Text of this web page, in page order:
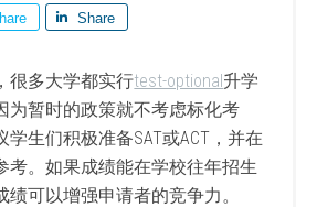
Share
很多大学都实行test-optional升学
为暂时的政策就不考虑标化考
生们积极准备SAT或ACT，并在
考。如果成绩能在学校往年招生
绩可以增强申请者的竞争力。